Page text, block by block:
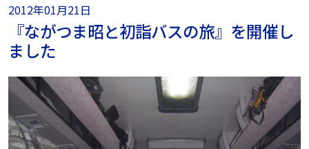
2012年01月21日
『ながつま昭と初詣バスの旅』を開催し
ました